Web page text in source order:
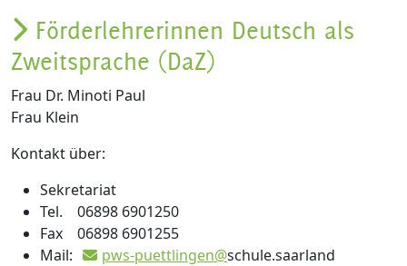
Förderlehrerinnen Deutsch als
Zweitsprache (DaZ)
Frau Dr. Minoti Paul
Frau Klein
Kontakt über:
Sekretariat
Tel. 06898 6901250
Fax 06898 6901255
Mail:
pws-puettlingen@schule.saarland